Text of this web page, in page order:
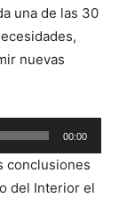
una de las 30
nuevas
00:00
conclusiones
del Interior el